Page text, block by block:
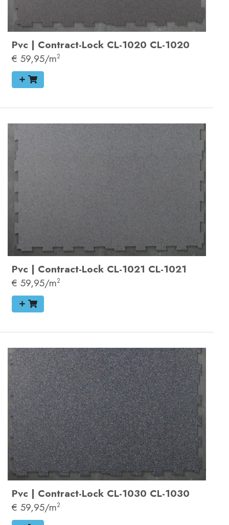
Pvc | Contract-Lock CL-1020 CL-1020
€ 59,95/m2
Pvc | Contract-Lock CL-1021 CL-1021
€ 59,95/m2
Pvc | Contract-Lock CL-1030 CL-1030
€ 59,95/m2